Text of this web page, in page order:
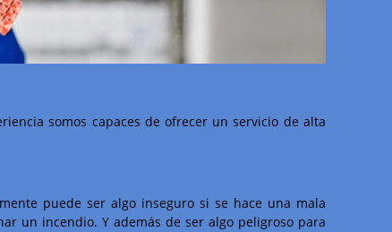
somos capaces de ofrecer un servicio de alta
puede ser algo inseguro si se hace una mala
un incendio. Y además de ser algo peligroso para